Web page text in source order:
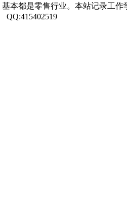
本都是零售行业。本站记录工
QQ:415402519